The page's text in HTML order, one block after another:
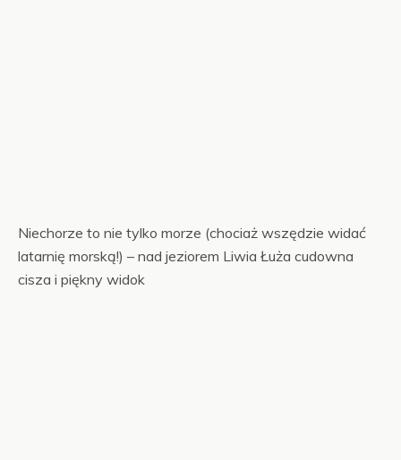
Niechorze to nie tylko morze (chociaż wszędzie widać
latarnię morską!) – nad jeziorem Liwia Łuża cudowna
cisza i piękny widok